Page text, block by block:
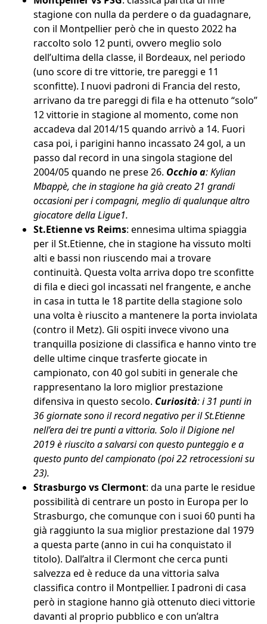
stagione con nulla da perdere o da guadagnare,
con il Montpellier però che in questo 2022 ha
raccolto solo 12 punti, ovvero meglio solo
dell’ultima della classe, il Bordeaux, nel periodo
(uno score di tre vittorie, tre pareggi e 11
sconfitte). I nuovi padroni di Francia del resto,
arrivano da tre pareggi di fila e ha ottenuto “solo”
12 vittorie in stagione al momento, come non
accadeva dal 2014/15 quando arrivò a 14. Fuori
casa poi, i parigini hanno incassato 24 gol, a un
passo dal record in una singola stagione del
2004/05 quando ne prese 26. Occhio a: Kylian
Mbappè, che in stagione ha già creato 21 grandi
occasioni per i compagni, meglio di qualunque altro
giocatore della Ligue1.
St.Etienne vs Reims: ennesima ultima spiaggia
per il St.Etienne, che in stagione ha vissuto molti
alti e bassi non riuscendo mai a trovare
continuità. Questa volta arriva dopo tre sconfitte
di fila e dieci gol incassati nel frangente, e anche
in casa in tutta le 18 partite della stagione solo
una volta è riuscito a mantenere la porta inviolata
(contro il Metz). Gli ospiti invece vivono una
tranquilla posizione di classifica e hanno vinto tre
delle ultime cinque trasferte giocate in
campionato, con 40 gol subiti in generale che
rappresentano la loro miglior prestazione
difensiva in questo secolo. Curiosità: i 31 punti in
36 giornate sono il record negativo per il St.Etienne
nell’era dei tre punti a vittoria. Solo il Digione nel
2019 è riuscito a salvarsi con questo punteggio e a
questo punto del campionato (poi 22 retrocessioni su
23).
Strasburgo vs Clermont: da una parte le residue
possibilità di centrare un posto in Europa per lo
Strasburgo, che comunque con i suoi 60 punti ha
già raggiunto la sua miglior prestazione dal 1979
a questa parte (anno in cui ha conquistato il
titolo). Dall’altra il Clermont che cerca punti
salvezza ed è reduce da una vittoria salva
classifica contro il Montpellier. I padroni di casa
però in stagione hanno già ottenuto dieci vittorie
davanti al proprio pubblico e con un’altra